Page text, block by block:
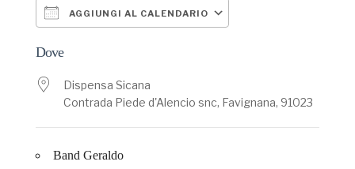
AGGIUNGI AL CALENDARIO
Dove
Dispensa Sicana
Contrada Piede d'Alencio snc, Favignana, 91023
Band Geraldo